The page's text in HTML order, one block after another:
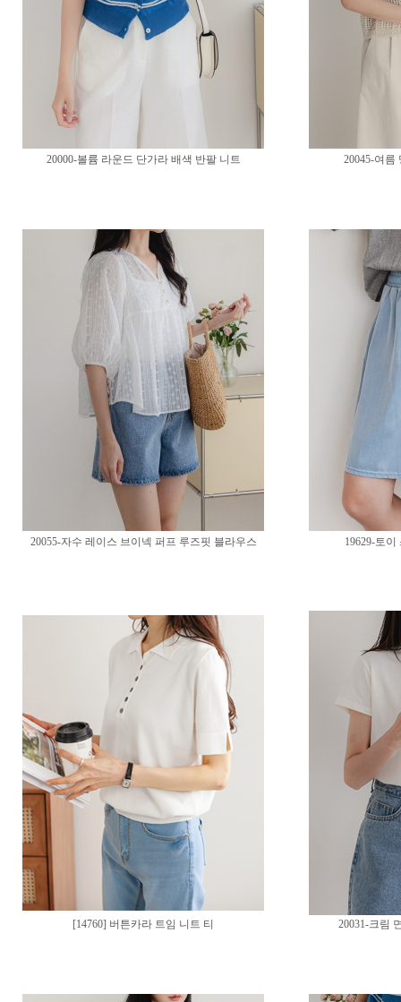
20000-볼륨 라운드 단가라 배색 반팔 니트 20045-여름
20055-자수 레이스 브이넥 퍼프 루즈핏 블라우스 19629-토
[14760] 버튼카라 트임 니트 티 20031-크림